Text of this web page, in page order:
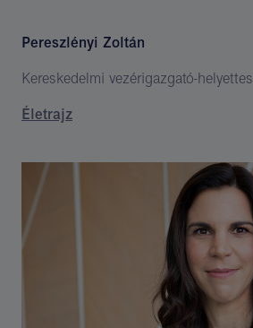
Pereszlényi Zoltán
Kereskedelmi vezérigazgató-helyettes
Életrajz